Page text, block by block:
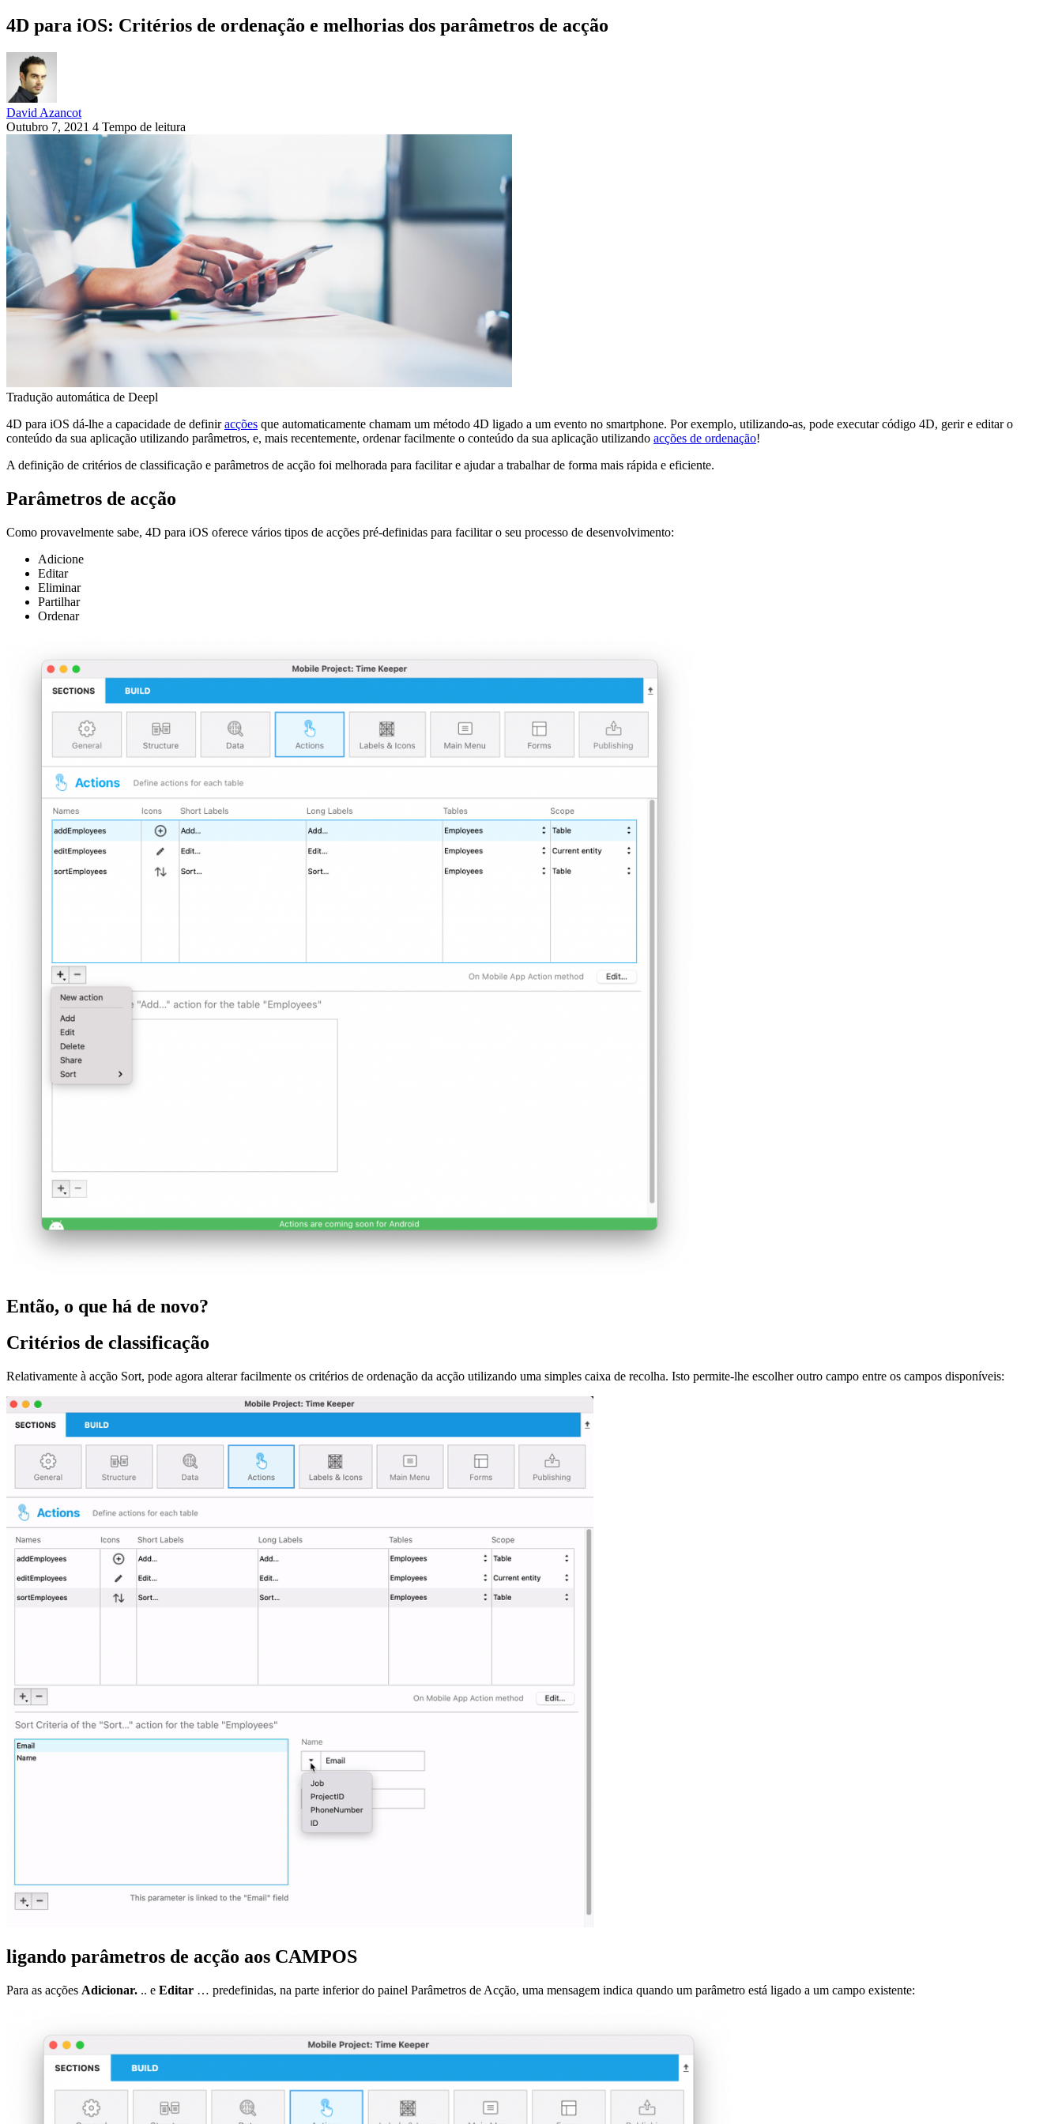
4D para iOS: Critérios de ordenação e melhorias dos parâmetros de acção
David Azancot
Outubro 7, 2021 4 Tempo de leitura
Tradução automática de Deepl
4D para iOS dá-lhe a capacidade de definiracções que automaticamente chamam um método 4D ligado a um evento no smartphone. Por exemplo, utilizando-as, pode executar código 4D, gerir e editar o
conteúdo da sua aplicação utilizando parâmetros, e, mais recentemente, ordenar facilmente o conteúdo da sua aplicação utilizando acções de ordenação!
A definição de critérios de classificação e parâmetros de acção foi melhorada para facilitar e ajudar a trabalhar de forma mais rápida e eficiente.
Parâmetros de acção
Como provavelmente sabe, 4D para iOS oferece vários tipos de acções pré-definidas para facilitar o seu processo de desenvolvimento:
Adicione
Editar
Eliminar
Partilhar
Ordenar
Então, o que há de novo?
Critérios de classificação
Relativamente à acção Sort, pode agora alterar facilmente os critérios de ordenação da acção utilizando uma simples caixa de recolha. Isto permite-lhe escolher outro campo entre os campos disponíveis:
ligando parâmetros de acção aos CAMPOS
Para as acções Adicionar. .. e Editar … predefinidas, na parte inferior do painel Parâmetros de Acção, uma mensagem indica quando um parâmetro está ligado a um campo existente: